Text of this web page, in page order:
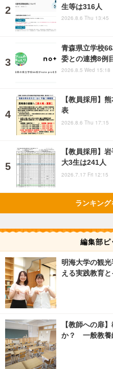
生等は316人
2026.8.6 Thu 13:45
青森県立学校
委との連携8例
2026.8.5 Wed 15:18
【教員採用】
表
2026.8.6 Thu 17:15
【教員採用】
大3生は241人
2026.7.17 Fri 12:15
ランキン
編集部ピ
明海大学の観
える実践教育
【教師への扉
か？ 一般教養